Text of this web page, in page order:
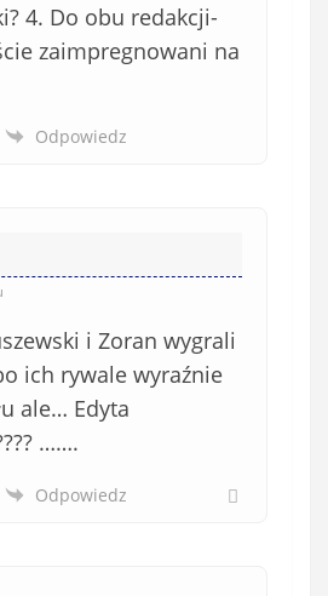
4. Do obu redakcji-
zaimpregnowani na
Odpowiedz
i Zoran wygrali
ich rywale wyraźnie
ale… Edyta
…….
Odpowiedz